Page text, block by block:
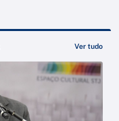
Ver tudo